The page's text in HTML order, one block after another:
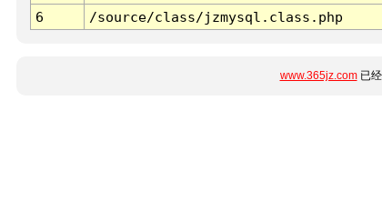
6
/source/class/jzmysql.class.php
www.365jz.com已经